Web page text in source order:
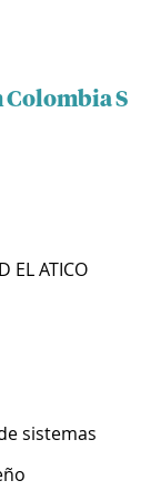
Colombia S
EL ATICO
sistemas